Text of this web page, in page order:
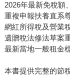
2026年最新免稅額
重複申報扶養直系
網紅所得稅及營業
遺贈稅法修法草案
最新當地一般租金
本書提供完整的節